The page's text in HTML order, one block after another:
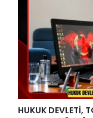
HUKUK DEVLETİ,